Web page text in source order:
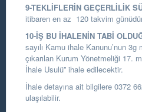
9-TEKLİFLERİN GEÇERLİLİK
itibaren en az 120 takvim
10-İŞ BU İHALENİN TABİ
sayılı Kamu ihale Kanunu’nun 3g
çıkarılan Kurum Yönetmeliği 17.
İhale Usulü” ihale edilecektir.
İhale detayına ait bilgilere 0372
ulaşılabilir.